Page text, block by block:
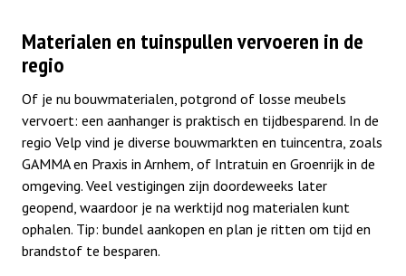
Materialen en tuinspullen vervoeren in de
regio
Of je nu bouwmaterialen, potgrond of losse meubels
vervoert: een aanhanger is praktisch en tijdbesparend. In de
regio Velp vind je diverse bouwmarkten en tuincentra, zoals
GAMMA en Praxis in Arnhem, of Intratuin en Groenrijk in de
omgeving. Veel vestigingen zijn doordeweeks later
geopend, waardoor je na werktijd nog materialen kunt
ophalen. Tip: bundel aankopen en plan je ritten om tijd en
brandstof te besparen.